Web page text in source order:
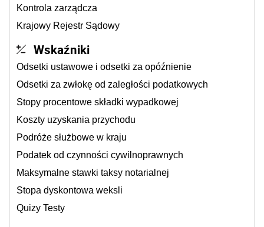
Kontrola zarządcza
Krajowy Rejestr Sądowy
Wskaźniki
Odsetki ustawowe i odsetki za opóźnienie
Odsetki za zwłokę od zaległości podatkowych
Stopy procentowe składki wypadkowej
Koszty uzyskania przychodu
Podróże służbowe w kraju
Podatek od czynności cywilnoprawnych
Maksymalne stawki taksy notarialnej
Stopa dyskontowa weksli
Quizy Testy